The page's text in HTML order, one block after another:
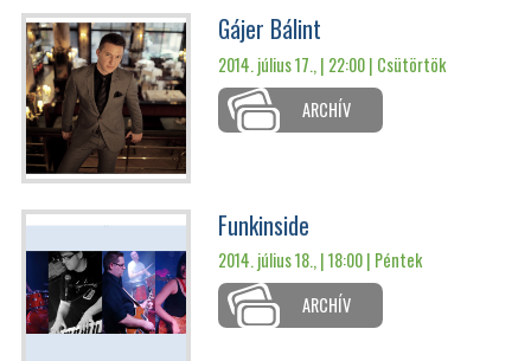
Gájer Bálint
2014. július 17., | 22:00 | Csütörtök
ARCHÍV
Funkinside
2014. július 18., | 18:00 | Péntek
ARCHÍV